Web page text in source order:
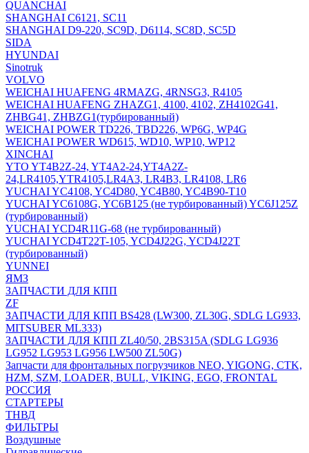
QUANCHAI
SHANGHAI C6121, SC11
SHANGHAI D9-220, SC9D, D6114, SC8D, SC5D
SIDA
HYUNDAI
Sinotruk
VOLVO
WEICHAI HUAFENG 4RMAZG, 4RNSG3, R4105
WEICHAI HUAFENG ZHAZG1, 4100, 4102, ZH4102G41,
ZHBG41, ZHBZG1(турбированный)
WEICHAI POWER TD226, TBD226, WP6G, WP4G
WEICHAI POWER WD615, WD10, WP10, WP12
XINCHAI
YTO YT4B2Z-24, YT4A2-24,YT4A2Z-
24,LR4105,YTR4105,LR4A3, LR4B3, LR4108, LR6
YUCHAI YC4108, YC4D80, YC4B80, YC4B90-T10
YUCHAI YC6108G, YC6B125 (не турбированный) YC6J125Z
(турбированный)
YUCHAI YCD4R11G-68 (не турбированный)
YUCHAI YCD4T22T-105, YCD4J22G, YCD4J22T
(турбированный)
YUNNEI
ЯМЗ
ЗАПЧАСТИ ДЛЯ КПП
ZF
ЗАПЧАСТИ ДЛЯ КПП BS428 (LW300, ZL30G, SDLG LG933,
MITSUBER ML333)
ЗАПЧАСТИ ДЛЯ КПП ZL40/50, 2BS315A (SDLG LG936
LG952 LG953 LG956 LW500 ZL50G)
Запчасти для фронтальных погрузчиков NEO, YIGONG, CTK,
HZM, SZM, LOADER, BULL, VIKING, EGO, FRONTAL
РОССИЯ
СТАРТЕРЫ
ТНВД
ФИЛЬТРЫ
Воздушные